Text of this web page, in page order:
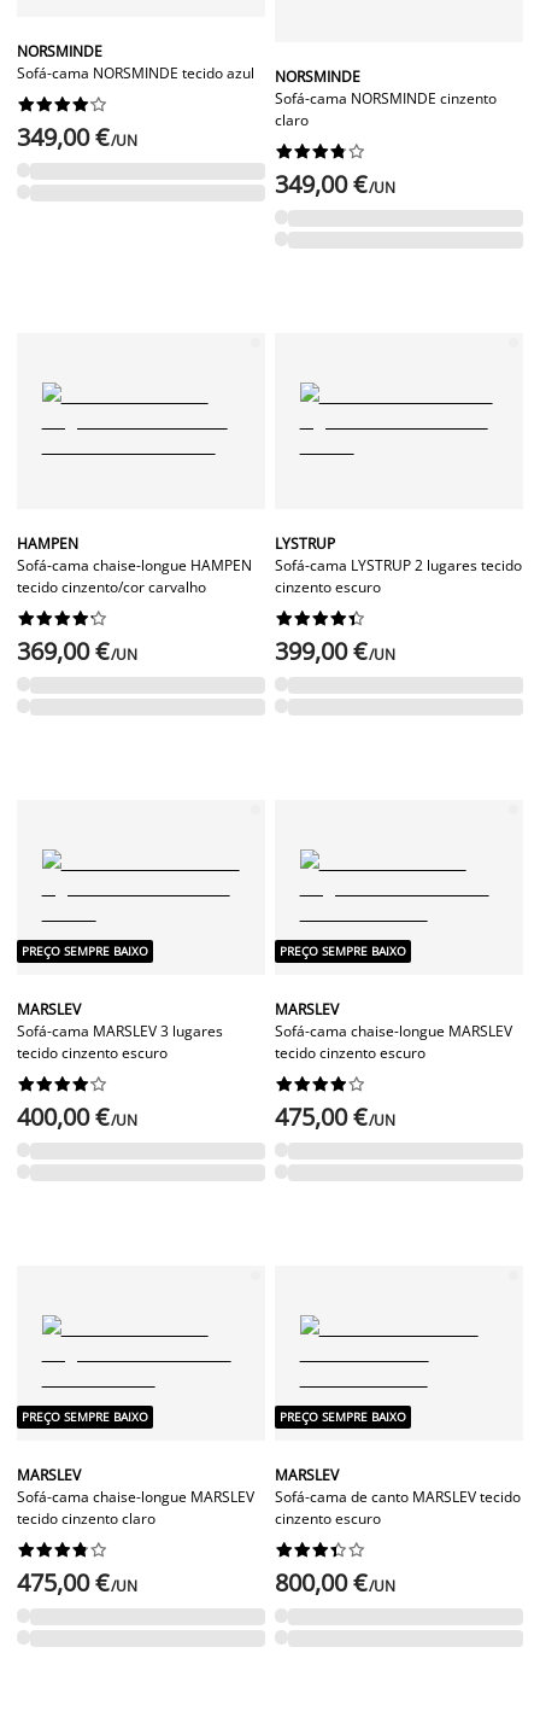
NORSMINDE
Sofá-cama NORSMINDE tecido azul






349,00 €/UN
NORSMINDE
Sofá-cama NORSMINDE cinzento
claro






349,00 €/UN
HAMPEN
Sofá-cama chaise-longue HAMPEN
tecido cinzento/cor carvalho






369,00 €/UN
LYSTRUP
Sofá-cama LYSTRUP 2 lugares tecido
cinzento escuro






399,00 €/UN
PREÇO SEMPRE BAIXO
MARSLEV
Sofá-cama MARSLEV 3 lugares
tecido cinzento escuro






400,00 €/UN
PREÇO SEMPRE BAIXO
MARSLEV
Sofá-cama chaise-longue MARSLEV
tecido cinzento escuro






475,00 €/UN
PREÇO SEMPRE BAIXO
MARSLEV
Sofá-cama chaise-longue MARSLEV
tecido cinzento claro






475,00 €/UN
PREÇO SEMPRE BAIXO
MARSLEV
Sofá-cama de canto MARSLEV tecido
cinzento escuro






800,00 €/UN